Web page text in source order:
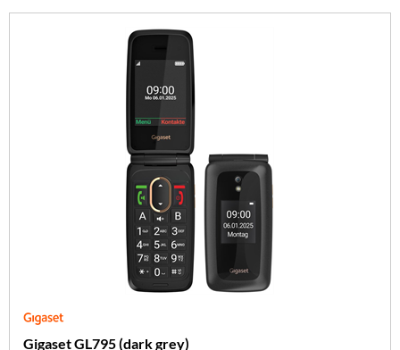
Gigaset GL795 (dark grey)